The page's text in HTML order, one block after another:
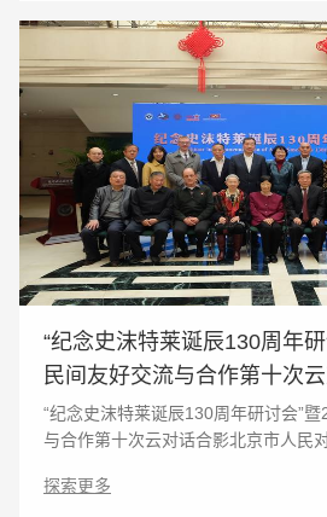
“纪念史沫特莱诞辰130周年
民间友好交流与合作第十次
“纪念史沫特莱诞辰130周年研讨会”
与合作第十次云对话合影北京市人民
探索更多